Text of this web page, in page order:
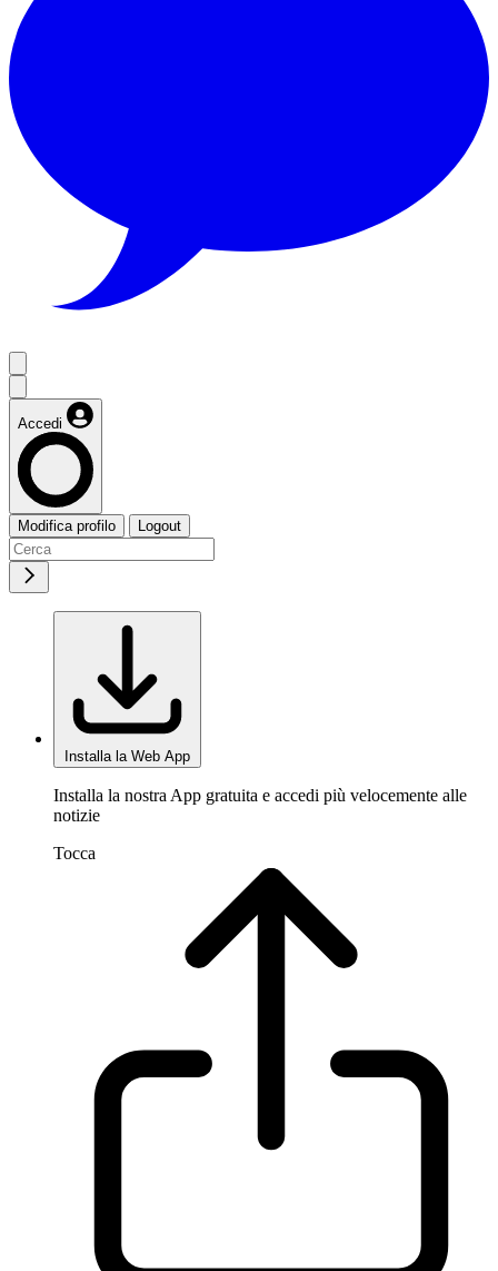
Accedi
Modifica profilo Logout
Installa la Web App
Installa la nostra App gratuita e accedi più velocemente alle
notizie
Tocca